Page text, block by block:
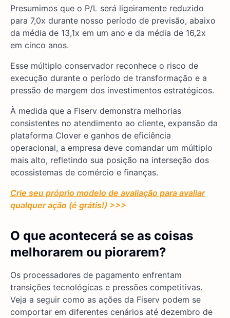
Presumimos que o P/L será ligeiramente reduzido
para 7,0x durante nosso período de previsão, abaixo
da média de 13,1x em um ano e da média de 16,2x
em cinco anos.
Esse múltiplo conservador reconhece o risco de
execução durante o período de transformação e a
pressão de margem dos investimentos estratégicos.
À medida que a Fiserv demonstra melhorias
consistentes no atendimento ao cliente, expansão da
plataforma Clover e ganhos de eficiência
operacional, a empresa deve comandar um múltiplo
mais alto, refletindo sua posição na interseção dos
ecossistemas de comércio e finanças.
Crie seu próprio modelo de avaliação para avaliar
qualquer ação (é grátis!) >>>
O que acontecerá se as coisas
melhorarem ou piorarem?
Os processadores de pagamento enfrentam
transições tecnológicas e pressões competitivas.
Veja a seguir como as ações da Fiserv podem se
comportar em diferentes cenários até dezembro de